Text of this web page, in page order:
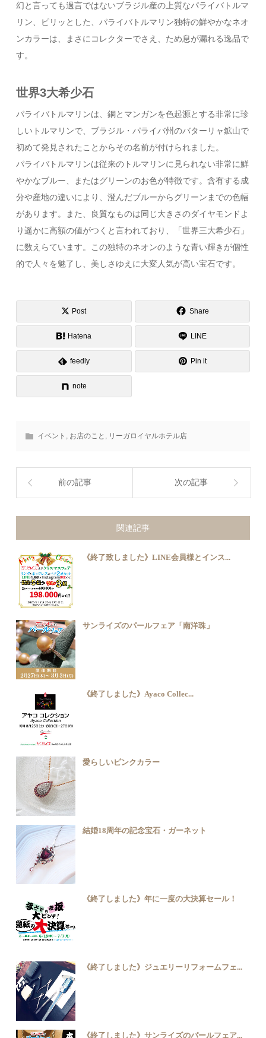
幻と言っても過言ではないブラジル産の上質なパライバトルマ
リン、ピリッとした、パライバトルマリン独特の鮮やかなネオ
ンカラーは、まさにコレクターでさえ、ため息が漏れる逸品で
す。
世界3大希少石
パライバトルマリンは、銅とマンガンを色起源とする非常に珍
しいトルマリンで、ブラジル・パライバ州のバターリャ鉱山で
初めて発見されたことからその名前が付けられました。
パライバトルマリンは従来のトルマリンに見られない非常に鮮
やかなブルー、またはグリーンのお色が特徴です。含有する成
分や産地の違いにより、澄んだブルーからグリーンまでの色幅
があります。また、良質なものは同じ大きさのダイヤモンドよ
り遥かに高額の値がつくと言われており、「世界三大希少石」
に数えらています。この独特のネオンのような青い輝きが個性
的で人々を魅了し、美しさゆえに大変人気が高い宝石です。
Post Share
Hatena LINE
feedly Pin it
note
イベント , お店のこと , リーガロイヤルホテル店
前の記事 次の記事
関連記事
《終了致しました》LINE会員様とインス...
サンライズのパールフェア「南洋珠」
《終了しました》Ayaco Collec...
愛らしいピンクカラー
結婚18周年の記念宝石・ガーネット
《終了しました》年に一度の大決算セール！
《終了しました》ジュエリーリフォームフェ...
《終了しました》サンライズのパールフェア...